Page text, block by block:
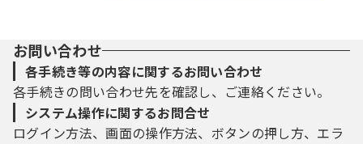
お問い合わせ
各手続き等の内容に関するお問い合わせ
各手続きの問い合わせ先を確認し、ご連絡ください。
システム操作に関するお問合せ
ログイン方法、画面の操作方法、ボタンの押し方、エラ